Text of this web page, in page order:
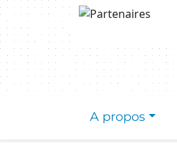
Aller au contenu principal
A propos